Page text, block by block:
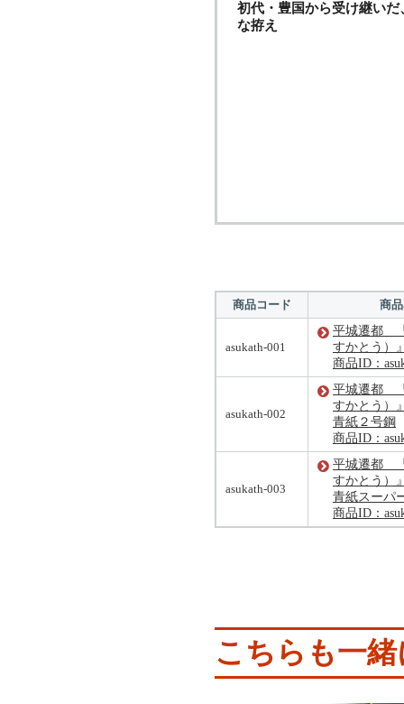
初代・豊国から受け継いだ
な拵え
商品コード 商
asukath-001
平城遷都
すかとう）
商品ID：
asukath-002
平城遷都
すかとう）
青紙２号鋼
商品ID：
asukath-003
平城遷都
すかとう）
青紙スーパ
商品ID：
こちらも一